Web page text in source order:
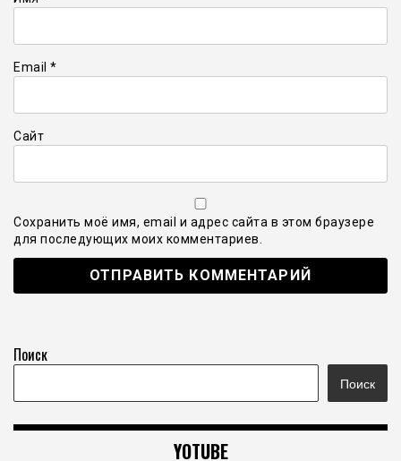
Email *
Сайт
Сохранить моё имя, email и адрес сайта в этом браузере
для последующих моих комментариев.
Поиск
Поиск
YOTUBE